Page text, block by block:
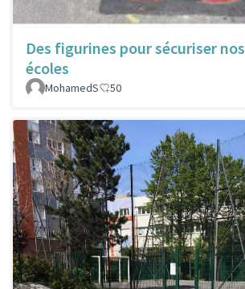
Des figurines pour sécuriser nos
écoles
MohamedS 50